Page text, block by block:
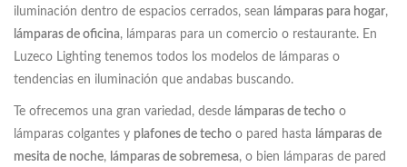
iluminación dentro de espacios cerrados, sean lámparas para hogar,
lámparas de oficina, lámparas para un comercio o restaurante. En
Luzeco Lighting tenemos todos los modelos de lámparas o
tendencias en iluminación que andabas buscando.
Te ofrecemos una gran variedad, desde lámparas de techo o
lámparas colgantes y plafones de techo o pared hasta lámparas de
mesita de noche, lámparas de sobremesa, o bien lámparas de pared